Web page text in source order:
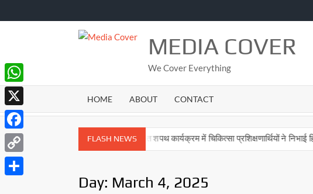
to
MEDIA COVER
We Cover Everything
HOME ABOUT CONTACT
FLASH NEWS
उमाशंकर सिंह नशा मुक्ति शपथ कार्यक्रम में चिकित्सा प्रशिक्षणार्थियों ने निभाई हिस्सेदारी
Day: March 4, 2025
WhatsApp
X
Facebook
Copy